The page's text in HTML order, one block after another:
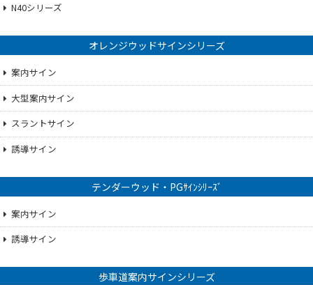
N40シリーズ
オレンジウッドサインシリーズ
案内サイン
大型案内サイン
スラントサイン
誘導サイン
テンダーウッド・PGｻｲﾝｼﾘｰｽﾞ
案内サイン
誘導サイン
歩車道案内サインシリーズ